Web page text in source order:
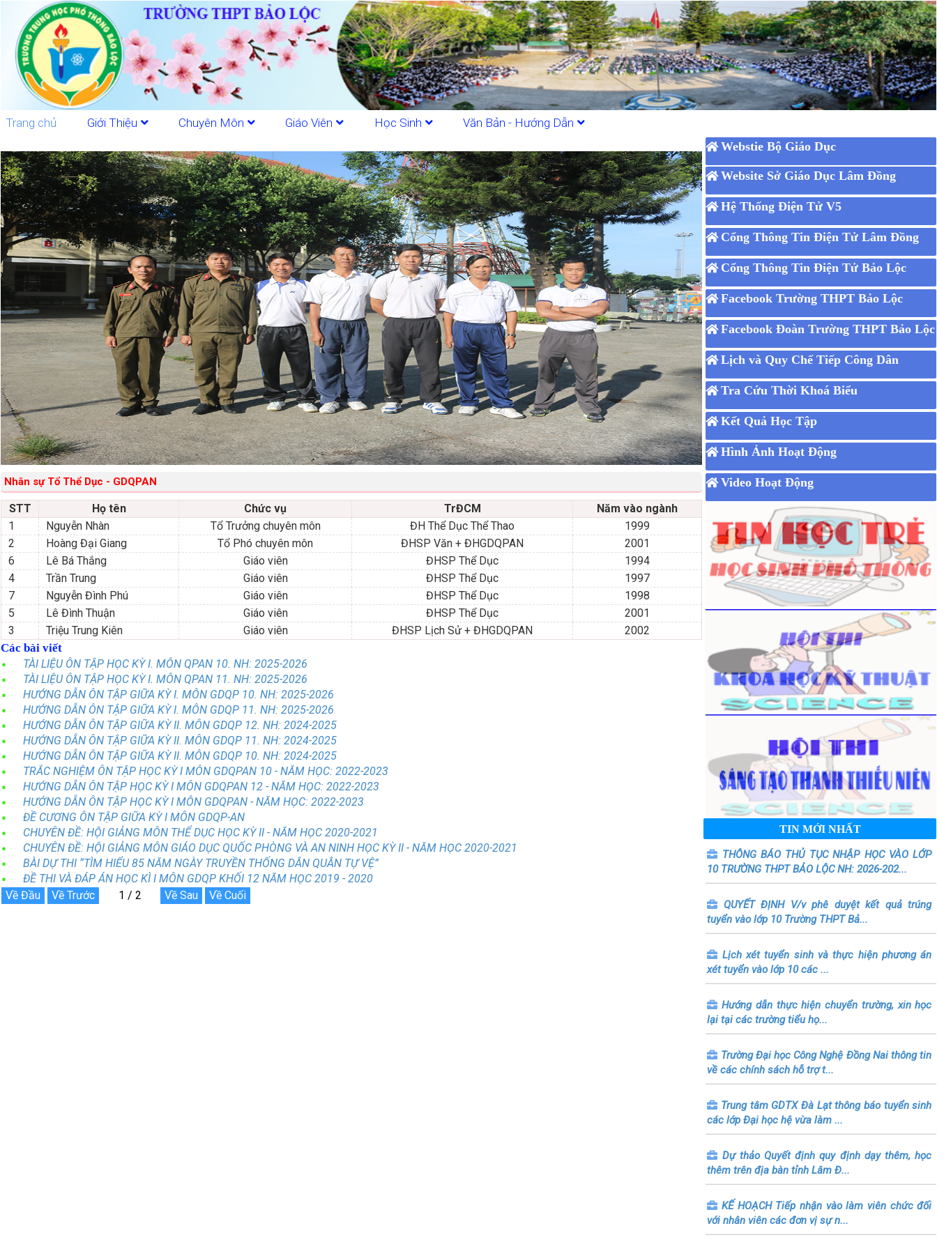
Trang chủ Giới Thiệu Chuyên Môn Giáo Viên Học Sinh Văn Bản - Hướng Dẫn
Nhân sự Tổ Thể Dục - GDQPAN
STT Họ tên Chức vụ TrĐCM
Năm vào ngành
1
Nguyễn Nhàn Tổ Trưởng chuyên môn ĐH Thể Dục Thể Thao
1999
2
Hoàng Đại Giang Tổ Phó chuyên môn ĐHSP Văn + ĐHGDQPAN
2001
6
Lê Bá Thắng Giáo viên ĐHSP Thể Dục
1994
4
Trần Trung Giáo viên ĐHSP Thể Dục
1997
7
Nguyễn Đình Phú Giáo viên ĐHSP Thể Dục
1998
5
Lê Đình Thuận Giáo viên ĐHSP Thể Dục
2001
3
Triệu Trung Kiên Giáo viên ĐHSP Lịch Sử + ĐHGDQPAN
2002
Các bài viết
TÀI LIỆU ÔN TẬP HỌC KỲ I. MÔN QPAN 10. NH: 2025-2026
TÀI LIỆU ÔN TẬP HỌC KỲ I. MÔN QPAN 11. NH: 2025-2026
HƯỚNG DẪN ÔN TẬP GIỮA KỲ I. MÔN GDQP 10. NH: 2025-2026
HƯỚNG DẪN ÔN TẬP GIỮA KỲ I. MÔN GDQP 11. NH: 2025-2026
HƯỚNG DẪN ÔN TẬP GIỮA KỲ II. MÔN GDQP 12. NH: 2024-2025
HƯỚNG DẪN ÔN TẬP GIỮA KỲ II. MÔN GDQP 11. NH: 2024-2025
HƯỚNG DẪN ÔN TẬP GIỮA KỲ II. MÔN GDQP 10. NH: 2024-2025
TRẮC NGHIỆM ÔN TẬP HỌC KỲ I MÔN GDQPAN 10 - NĂM HỌC: 2022-2023
HƯỚNG DẪN ÔN TẬP HỌC KỲ I MÔN GDQPAN 12 - NĂM HỌC: 2022-2023
HƯỚNG DẪN ÔN TẬP HỌC KỲ I MÔN GDQPAN - NĂM HỌC: 2022-2023
ĐỀ CƯƠNG ÔN TẬP GIỮA KỲ I MÔN GDQP-AN
CHUYÊN ĐỀ: HỘI GIẢNG MÔN THỂ DỤC HỌC KỲ II - NĂM HỌC 2020-2021
CHUYÊN ĐỀ: HỘI GIẢNG MÔN GIÁO DỤC QUỐC PHÒNG VÀ AN NINH HỌC KỲ II - NĂM HỌC 2020-2021
BÀI DỰ THI “TÌM HIỂU 85 NĂM NGÀY TRUYỀN THỐNG DÂN QUÂN TỰ VỆ”
ĐỀ THI VÀ ĐÁP ÁN HỌC KÌ I MÔN GDQP KHỐI 12 NĂM HỌC 2019 - 2020
Webstie Bộ Giáo Dục
Website Sở Giáo Dục Lâm Đồng
Hệ Thống Điện Tử V5
Cổng Thông Tin Điện Tử Lâm Đồng
Cổng Thông Tin Điện Tử Bảo Lộc
Facebook Trường THPT Bảo Lộc
Facebook Đoàn Trường THPT Bảo Lộc
Lịch và Quy Chế Tiếp Công Dân
Tra Cứu Thời Khoá Biểu
Kết Quả Học Tập
Hình Ảnh Hoạt Động
Video Hoạt Động
TIN MỚI NHẤT
THÔNG BÁO THỦ TỤC NHẬP HỌC VÀO LỚP
10 TRƯỜNG THPT BẢO LỘC NH: 2026-202...
QUYẾT ĐỊNH V/v phê duyệt kết quả trúng
tuyển vào lớp 10 Trường THPT Bả...
Lịch xét tuyển sinh và thực hiện phương án
xét tuyển vào lớp 10 các ...
Hướng dẫn thực hiện chuyển trường, xin học
lại tại các trường tiểu họ...
Trường Đại học Công Nghệ Đồng Nai thông tin
về các chính sách hỗ trợ t...
Trung tâm GDTX Đà Lạt thông báo tuyển sinh
các lớp Đại học hệ vừa làm ...
Dự thảo Quyết định quy định dạy thêm, học
thêm trên địa bàn tỉnh Lâm Đ...
KẾ HOẠCH Tiếp nhận vào làm viên chức đối
với nhân viên các đơn vị sự n...